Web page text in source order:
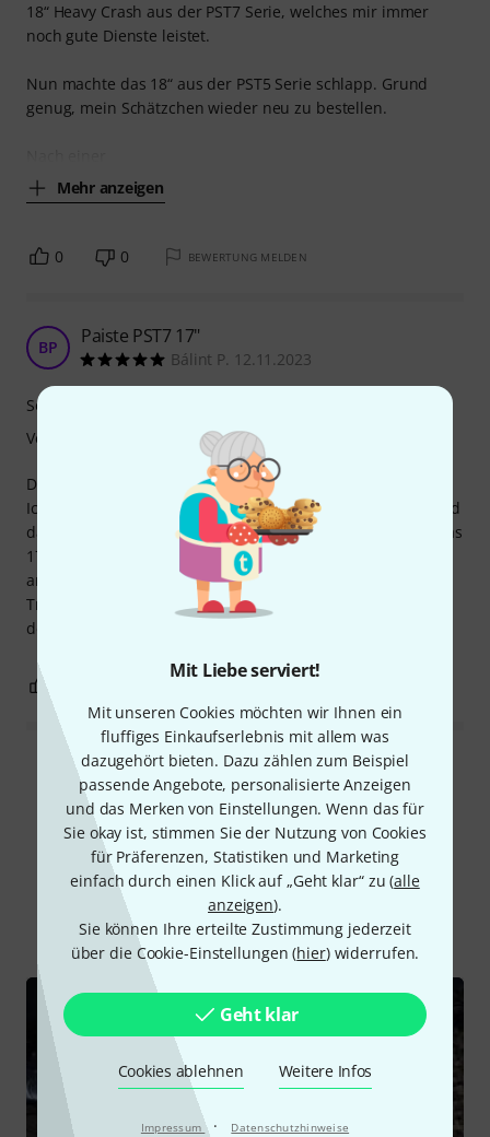
Mit Liebe serviert!
Mit unseren Cookies möchten wir Ihnen ein
fluffiges Einkaufserlebnis mit allem was
dazugehört bieten. Dazu zählen zum Beispiel
passende Angebote, personalisierte Anzeigen
und das Merken von Einstellungen. Wenn das für
Sie okay ist, stimmen Sie der Nutzung von Cookies
für Präferenzen, Statistiken und Marketing
einfach durch einen Klick auf „Geht klar“ zu (alle
anzeigen).
Sie können Ihre erteilte Zustimmung jederzeit
über die Cookie-Einstellungen (hier) widerrufen.
Geht klar
Cookies ablehnen Weitere Infos
Impressum · Datenschutzhinweise
18“ Heavy Crash aus der PST7 Serie, welches mir immer
noch gute Dienste leistet.
Nun machte das 18“ aus der PST5 Serie schlapp. Grund
genug, mein Schätzchen wieder neu zu bestellen.
Mehr anzeigen
0 0 BEWERTUNG MELDEN
BP Paiste PST7 17"
Bálint P. 12.11.2023
Das Becken eignet sich bestens für Rock und ähnliches.
Ich hatte zwar erwartet, dass der Sound etwas tiefer ist und
damit näher an dem der 18" Crash der PST7-Reihe liegt, das
17" Becken hört sich allerdings meiner Meinung nach eher
an wie ein 16".
Trotzdem ein tolles Becken, welches ich für den Preis
definitiv weiterempfehlen würde!
Sound
Verarbeitung
Alle Bewertungen lesen
Schon gewusst?
Alle Videos Ratgeber Testberichte